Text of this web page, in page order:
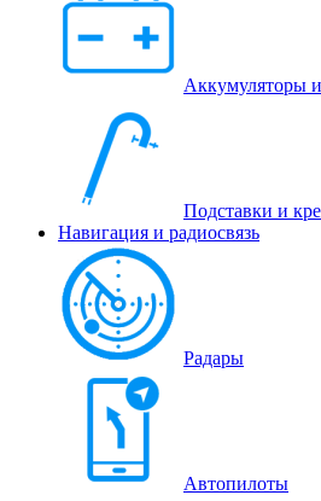
Аккумуляторы
Подставки и
Навигация и радиосвязь
Радары
Автопилоты